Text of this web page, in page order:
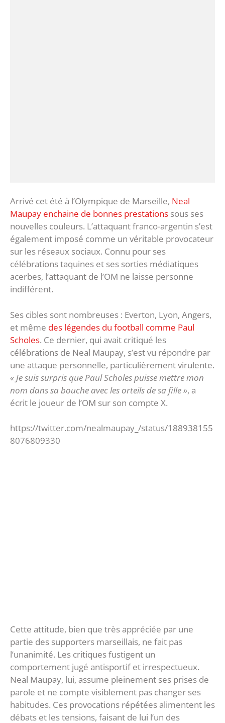
Arrivé cet été à l’Olympique de Marseille, Neal
Maupay enchaine de bonnes prestations sous ses
nouvelles couleurs. L’attaquant franco-argentin s’est
également imposé comme un véritable provocateur
sur les réseaux sociaux. Connu pour ses
célébrations taquines et ses sorties médiatiques
acerbes, l’attaquant de l’OM ne laisse personne
indifférent.
Ses cibles sont nombreuses : Everton, Lyon, Angers,
et même des légendes du football comme Paul
Scholes. Ce dernier, qui avait critiqué les
célébrations de Neal Maupay, s’est vu répondre par
une attaque personnelle, particulièrement virulente.
« Je suis surpris que Paul Scholes puisse mettre mon
nom dans sa bouche avec les orteils de sa fille », a
écrit le joueur de l’OM sur son compte X.
https://twitter.com/nealmaupay_/status/188938155
8076809330
Cette attitude, bien que très appréciée par une
partie des supporters marseillais, ne fait pas
l’unanimité. Les critiques fustigent un
comportement jugé antisportif et irrespectueux.
Neal Maupay, lui, assume pleinement ses prises de
parole et ne compte visiblement pas changer ses
habitudes. Ces provocations répétées alimentent les
débats et les tensions, faisant de lui l’un des